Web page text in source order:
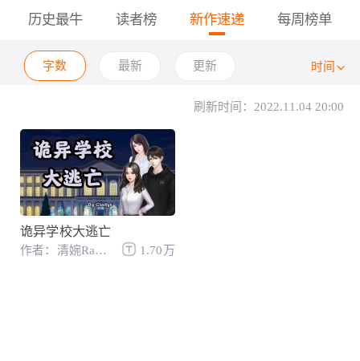
历史最牛 读者榜 新作速递 每周榜单
字数 最新 更新 时间
刷新时间：2022.11.04 20:00
诡异学校大逃亡
作者：清婉Raku☆ 1.70万